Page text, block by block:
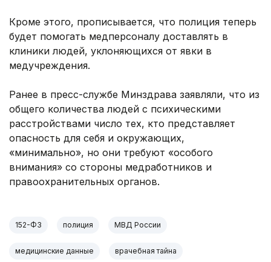
Кроме этого, прописывается, что полиция теперь
будет помогать медперсоналу доставлять в
клиники людей, уклоняющихся от явки в
медучреждения.
Ранее в пресс-службе Минздрава заявляли, что из
общего количества людей с психическими
расстройствами число тех, кто представляет
опасность для себя и окружающих,
«минимально», но они требуют «особого
внимания» со стороны медработников и
правоохранительных органов.
152-ФЗ полиция МВД России
медицинские данные врачебная тайна